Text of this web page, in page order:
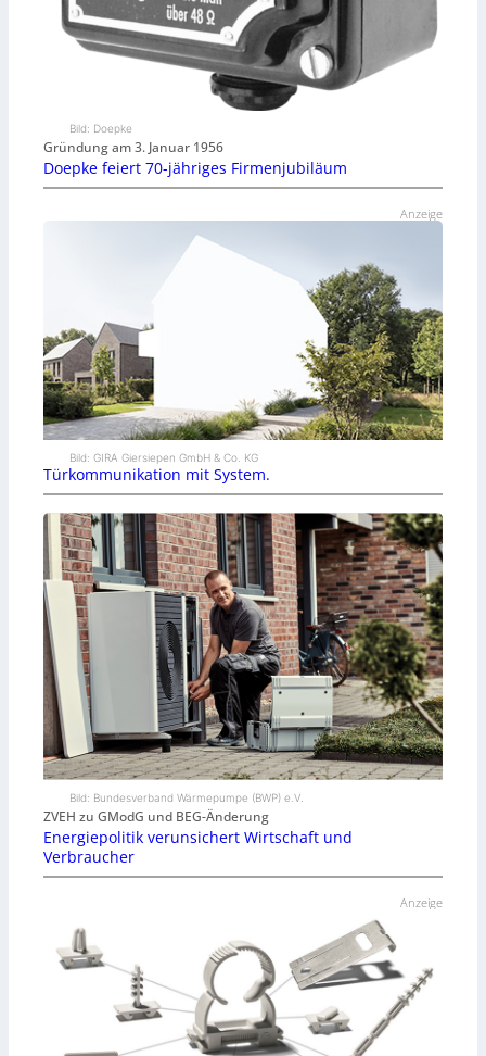
Bild: Doepke
Gründung am 3. Januar 1956
Doepke feiert 70-jähriges Firmenjubiläum
Anzeige
Bild: GIRA Giersiepen GmbH & Co. KG
Türkommunikation mit System.
Bild: Bundesverband Wärmepumpe (BWP) e.V.
ZVEH zu GModG und BEG-Änderung
Energiepolitik verunsichert Wirtschaft und
Verbraucher
Anzeige